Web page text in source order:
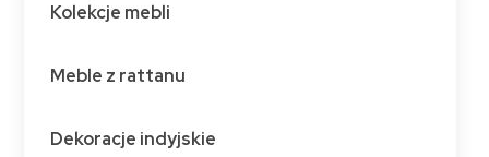
Kolekcje mebli
Meble z rattanu
Dekoracje indyjskie